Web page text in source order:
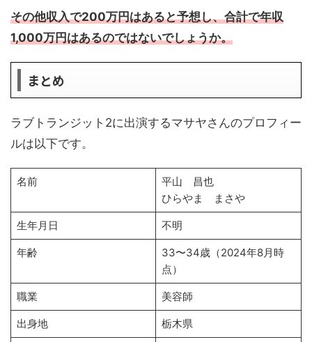
その他収入で200万円はあると予想し、合計で年収
1,000万円はあるのではないでしょうか。
まとめ
ラブトランジット2に出演するマサヤさんのプロフィー
ルは以下です。
名前
平山 昌也
ひらやま まさや
生年月日 不明
年齢
33〜34歳（2024年8月時
点）
職業 美容師
出身地 栃木県